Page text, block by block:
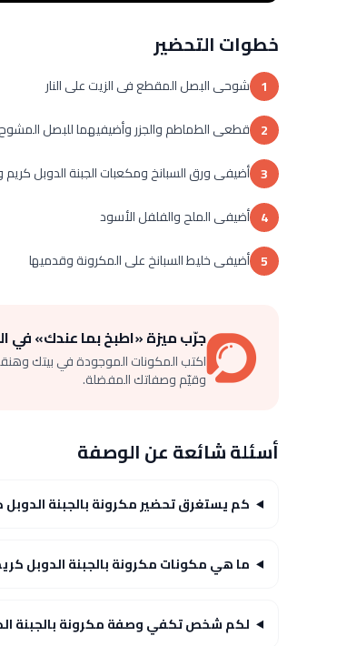
خطوات التحضير
1 شوحى البصل المقطع فى الزيت على النار
2 قطعى الطماطم والجزر وأضيفيهما للبصل المشوح
3 أضيفى ورق السبانخ ومكعبات الجبنة الدوبل كريم
4 أضيفى الملح والفلفل الأسود
5 أضيفى خليط السبانخ على المكرونة وقدميها
جرّب ميزة «اطبخ بما عندك» في
اكتب المكونات الموجودة في بيتك
وقيّم وصفاتك المفضلة.
أسئلة شائعة عن الوصفة
كم يستغرق تحضير مكرونة بالجبنة الدوبل
ما هي مكونات مكرونة بالجبنة الدوبل
لكم شخص تكفي وصفة مكرونة بالجبنة